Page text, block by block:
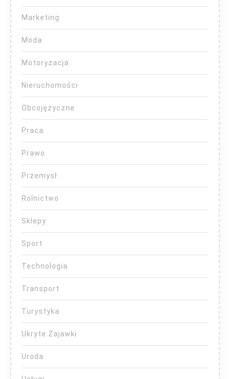
Marketing
Moda
Motoryzacja
Nieruchomości
Obcojęzyczne
Praca
Prawo
Przemysł
Rolnictwo
Sklepy
Sport
Technologia
Transport
Turystyka
Ukryte Zajawki
Uroda